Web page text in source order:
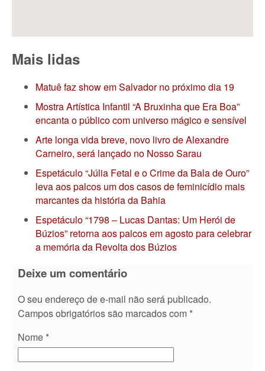
Mais lidas
Matuê faz show em Salvador no próximo dia 19
Mostra Artística Infantil “A Bruxinha que Era Boa”
encanta o público com universo mágico e sensível
Arte longa vida breve, novo livro de Alexandre
Carneiro, será lançado no Nosso Sarau
Espetáculo “Júlia Fetal e o Crime da Bala de Ouro”
leva aos palcos um dos casos de feminicídio mais
marcantes da história da Bahia
Espetáculo “1798 – Lucas Dantas: Um Herói de
Búzios” retorna aos palcos em agosto para celebrar
a memória da Revolta dos Búzios
Deixe um comentário
O seu endereço de e-mail não será publicado.
Campos obrigatórios são marcados com *
Nome *